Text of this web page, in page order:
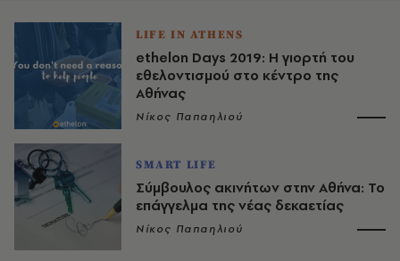
LIFE IN ATHENS
ethelon Days 2019: Η γιορτή του
εθελοντισμού στο κέντρο της
Αθήνας
Νίκος Παπαηλιού
SMART LIFE
Σύμβουλος ακινήτων στην Αθήνα: Το
επάγγελμα της νέας δεκαετίας
Νίκος Παπαηλιού